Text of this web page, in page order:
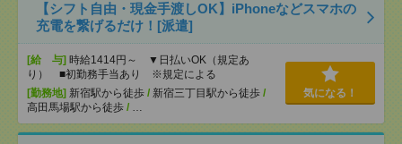
【シフト自由・現金手渡しOK】iPhoneなどスマホの
充電を繋げるだけ！[派遣]
[給 与] 時給1414円～ ▼日払いOK（規定あ
り） ■初勤務手当あり ※規定による
[勤務地] 新宿駅から徒歩 / 新宿三丁目駅から徒歩 /
高田馬場駅から徒歩 / …
気になる！